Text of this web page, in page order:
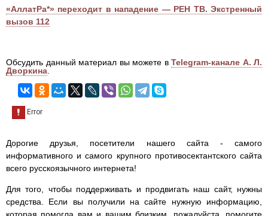
«АллатРа*» переходит в нападение — РЕН ТВ. Экстренный
вызов 112
Обсудить данный материал вы можете в Telegram-канале А. Л.
Дворкина
Дорогие друзья, посетители нашего сайта - самого
информативного и самого крупного противосектантского сайта
всего русскоязычного интернета!
Для того, чтобы поддерживать и продвигать наш сайт, нужны
средства. Если вы получили на сайте нужную информацию,